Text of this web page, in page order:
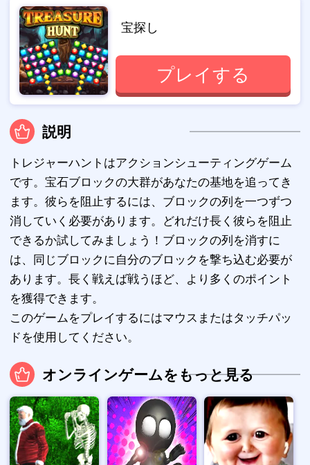
宝探し
プレイする
説明
トレジャーハントはアクションシューティングゲーム
です。宝石ブロックの大群があなたの基地を追ってき
ます。彼らを阻止するには、ブロックの列を一つずつ
消していく必要があります。どれだけ長く彼らを阻止
できるか試してみましょう！ブロックの列を消すに
は、同じブロックに自分のブロックを撃ち込む必要が
あります。長く戦えば戦うほど、より多くのポイント
を獲得できます。
このゲームをプレイするにはマウスまたはタッチパッ
ドを使用してください。
オンラインゲームをもっと見る